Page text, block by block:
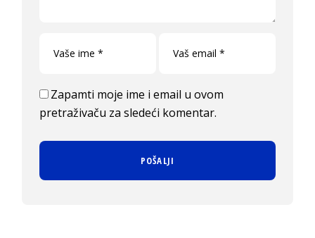
Zapamti moje ime i email u ovom
pretraživaču za sledeći komentar.